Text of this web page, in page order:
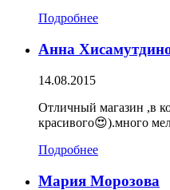
Подробнее
Анна
14.08.2015
Отличный магазин ,в
красивого😍).много
Подробнее
Мария Морозова